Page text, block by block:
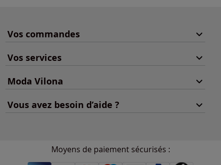
Vos commandes
Vos services
Moda Vilona
Vous avez besoin d’aide ?
Moyens de paiement sécurisés :